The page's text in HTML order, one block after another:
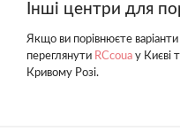
Інші центри для
Якщо ви порівнюєте
переглянути RCcoua у Києві
Кривому Розі.